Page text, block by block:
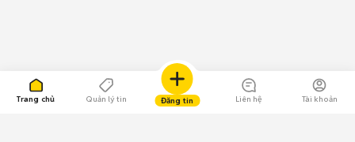
Trang chủ Quản lý tin Đăng tin Liên hệ Tài khoản